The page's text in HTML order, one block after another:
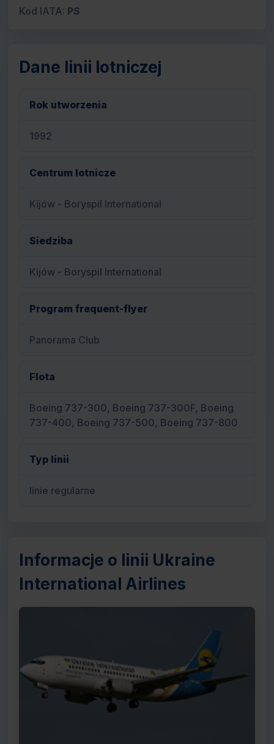
Kod IATA: PS
Dane linii lotniczej
Rok utworzenia
1992
Centrum lotnicze
Kijów - Boryspil International
Siedziba
Kijów - Boryspil International
Program frequent-flyer
Panorama Club
Flota
Boeing 737-300, Boeing 737-300F, Boeing
737-400, Boeing 737-500, Boeing 737-800
Typ linii
linie regularne
Informacje o linii Ukraine
International Airlines